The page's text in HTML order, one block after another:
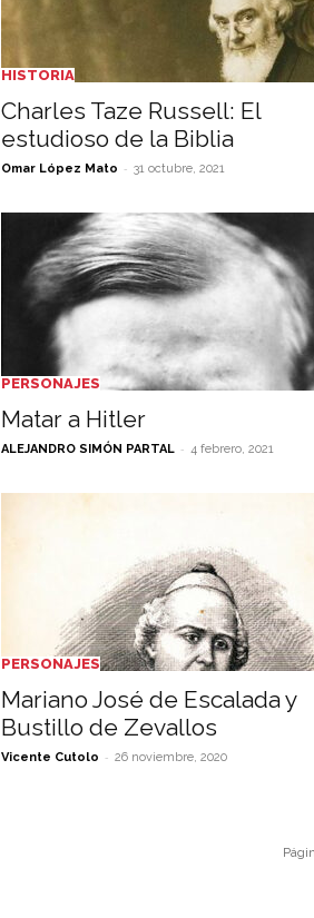
HISTORIA
Charles Taze Russell: El
estudioso de la Biblia
Omar López Mato - 31 octubre, 2021
PERSONAJES
Matar a Hitler
ALEJANDRO SIMÓN PARTAL - 4 febrero, 2021
PERSONAJES
Mariano José de Escalada y
Bustillo de Zevallos
Vicente Cutolo - 26 noviembre, 2020